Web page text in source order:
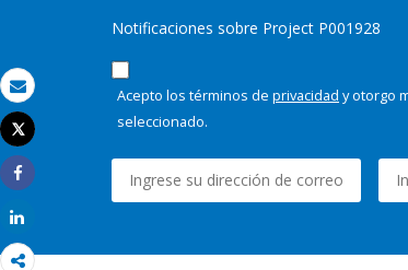
Correo electrónico
Imprimir
Tweet
Share
Notificaciones sobre Project P001928
Acepto los términos de privacidad y otorgo
seleccionado.